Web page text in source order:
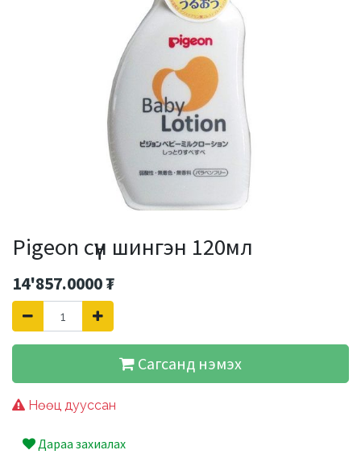
Pigeon сүүн шингэн 120мл
14'857.0000₮
Сагсанд нэмэх
Нөөц дууссан
Дараа захиалах